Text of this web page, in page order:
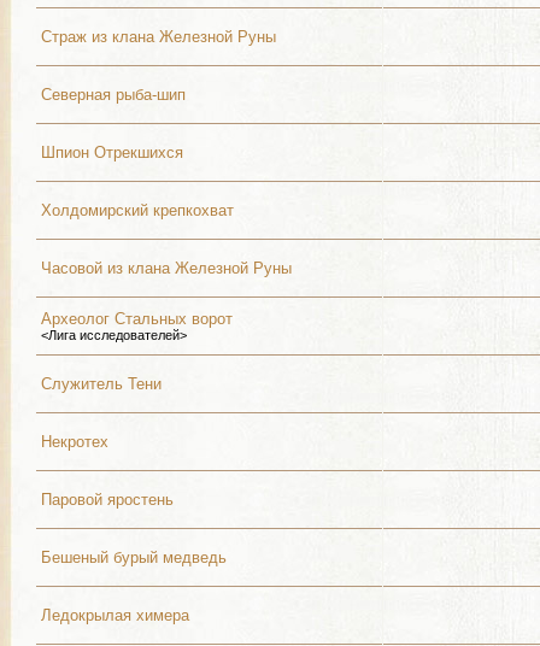
Страж из клана Железной Руны
Северная рыба-шип
Шпион Отрекшихся
Холдомирский крепкохват
Часовой из клана Железной Руны
Археолог Стальных ворот
<Лига исследователей>
Служитель Тени
Некротех
Паровой яростень
Бешеный бурый медведь
Ледокрылая химера